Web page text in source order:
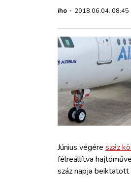
HAJÓZÁS
ARCHÍVUM
WEBSHOP
BELÉPÉS
iho · 2018.06.04. 08:45
Június végére száz
félreállítva
száz napja